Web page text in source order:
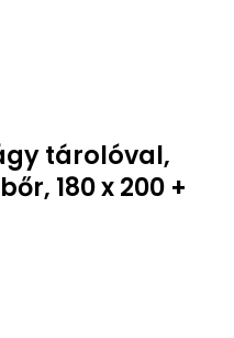
tárolóval,
180 x 200 +